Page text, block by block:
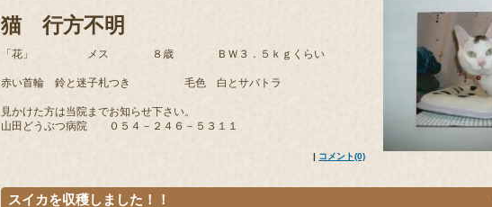
猫 行方不明
「花」 メス ８歳 ＢＷ３．５ｋｇくらい
赤い首輪 鈴と迷子札つき 毛色 白とサバトラ
見かけた方は当院までお知らせ下さい。
山田どうぶつ病院 ０５４－２４６－５３１１
| コメント(0)
スイカを収穫しました！！